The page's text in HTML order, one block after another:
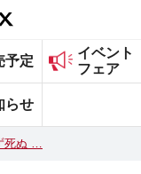
予定
イベント
フェア
らせ
死ぬ …